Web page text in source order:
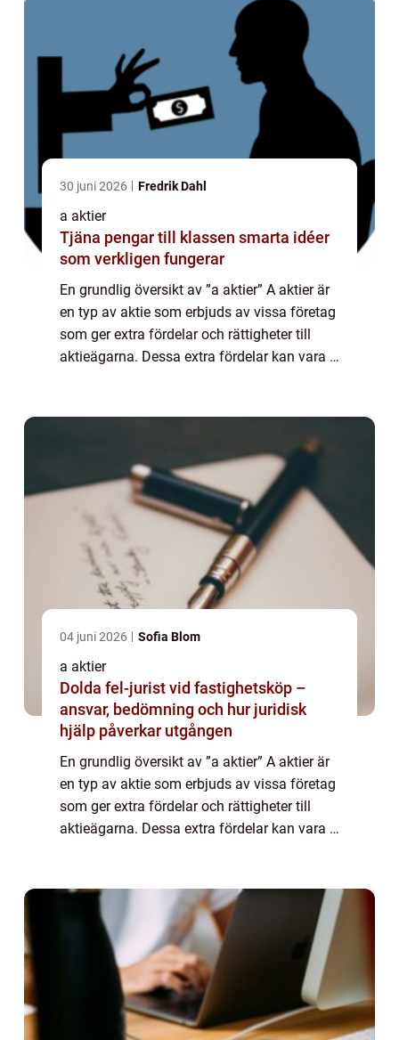
30 juni 2026 Fredrik Dahl
a aktier
Tjäna pengar till klassen smarta idéer
som verkligen fungerar
En grundlig översikt av ”a aktier” A aktier är
en typ av aktie som erbjuds av vissa företag
som ger extra fördelar och rättigheter till
aktieägarna. Dessa extra fördelar kan vara i
04 juni 2026 Sofia Blom
a aktier
Dolda fel-jurist vid fastighetsköp –
ansvar, bedömning och hur juridisk
hjälp påverkar utgången
En grundlig översikt av ”a aktier” A aktier är
en typ av aktie som erbjuds av vissa företag
som ger extra fördelar och rättigheter till
aktieägarna. Dessa extra fördelar kan vara i